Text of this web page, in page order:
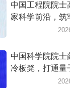
中国工程院院士
家科学前沿，筑
中国科学院院士
冷板凳，打通量